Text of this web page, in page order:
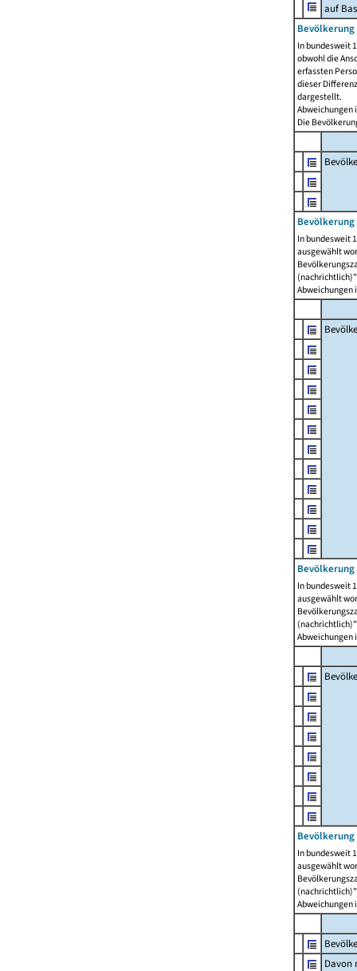
auf
Bevölkerung
In bundesweit
obwohl die
erfassten
dieser
dargestellt.
Abweichungen
Die
In bundesweit
ausgewählt
Abweichungen
In bundesweit
ausgewählt
Abweichungen
In bundesweit
ausgewählt
Abweichungen
Davon